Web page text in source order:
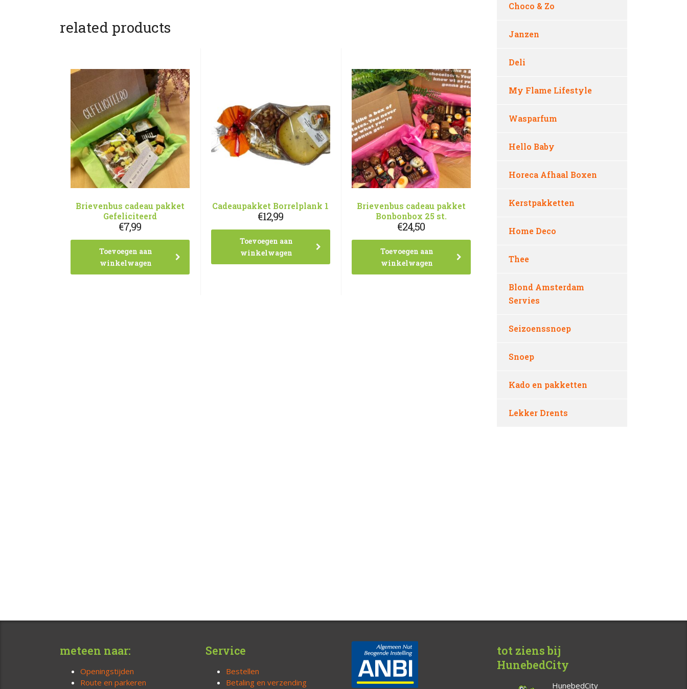
related products
Brievenbus cadeau pakket
Gefeliciteerd
€7,99
Toevoegen aan
winkelwagen
Cadeaupakket Borrelplank 1
€12,99
Toevoegen aan
winkelwagen
Brievenbus cadeau pakket
Bonbonbox 25 st.
€24,50
Toevoegen aan
winkelwagen
Choco & Zo
Janzen
Deli
My Flame Lifestyle
Wasparfum
Hello Baby
Horeca Afhaal Boxen
Kerstpakketten
Home Deco
Thee
Blond Amsterdam
Servies
Seizoenssnoep
Snoep
Kado en pakketten
Lekker Drents
meteen naar:
Openingstijden
Route en parkeren
Service
Bestellen
Betaling en verzending
tot ziens bij
HunebedCity
HunebedCity